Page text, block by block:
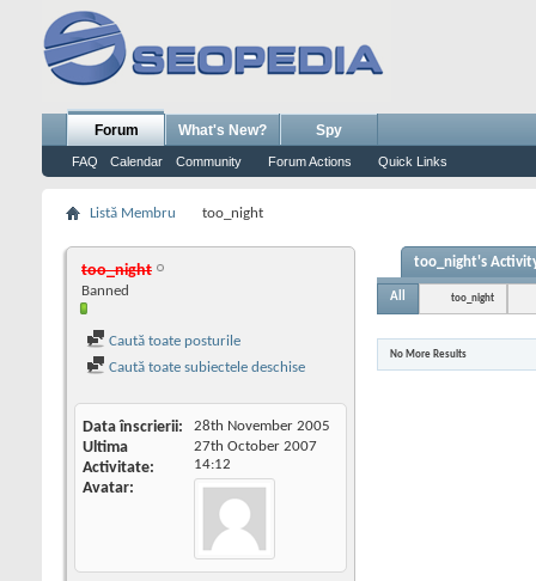
Forum
FAQ Calendar Community Forum Actions Quick Links
What's New? Spy
Listă Membru too_night
too_night
Banned
Caută toate posturile
Caută toate subiectele deschise
Data înscrierii 28th November 2005
Ultima
Activitate
27th October 2007
14:12
Avatar
too_night's
All too_night
No More Results